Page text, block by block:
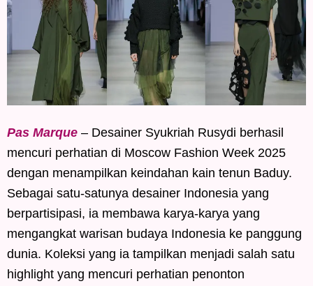
Pas Marque – Desainer Syukriah Rusydi berhasil
mencuri perhatian di Moscow Fashion Week 2025
dengan menampilkan keindahan kain tenun Baduy.
Sebagai satu-satunya desainer Indonesia yang
berpartisipasi, ia membawa karya-karya yang
mengangkat warisan budaya Indonesia ke panggung
dunia. Koleksi yang ia tampilkan menjadi salah satu
highlight yang mencuri perhatian penonton